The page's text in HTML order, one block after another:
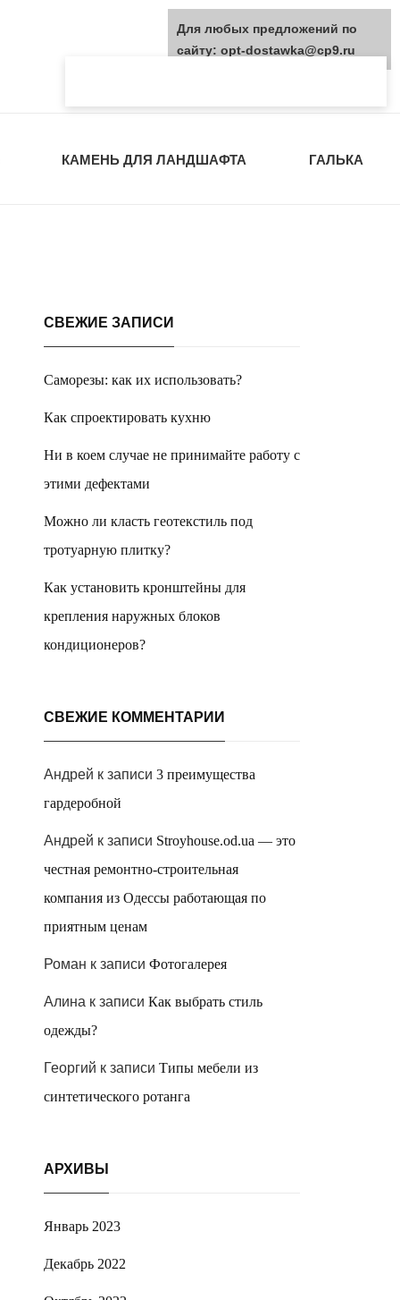
КАМЕНЬ ДЛЯ ЛАНДШАФТА ГАЛЬКА
СВЕЖИЕ ЗАПИСИ
Саморезы: как их использовать?
Как спроектировать кухню
Ни в коем случае не принимайте работу с
этими дефектами
Можно ли класть геотекстиль под
тротуарную плитку?
Как установить кронштейны для
крепления наружных блоков
кондиционеров?
СВЕЖИЕ КОММЕНТАРИИ
Андрей к записи 3 преимущества
гардеробной
Андрей к записи Stroyhouse.od.ua — это
честная ремонтно-строительная
компания из Одессы работающая по
приятным ценам
Роман к записи Фотогалерея
Алина к записи Как выбрать стиль
одежды?
Георгий к записи Типы мебели из
синтетического ротанга
АРХИВЫ
Январь 2023
Декабрь 2022
Для любых предложений по
сайту: opt-dostawka@cp9.ru